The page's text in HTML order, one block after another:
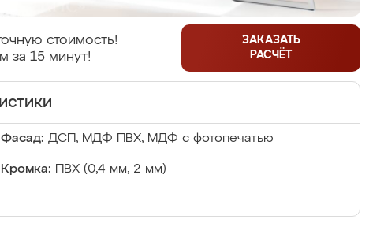
стоимость!
за 15 минут!
ЗАКАЗАТЬ
РАСЧЁТ
Фасад: ДСП, МДФ ПВХ, МДФ с фотопечатью
Кромка: ПВХ (0,4 мм, 2 мм)